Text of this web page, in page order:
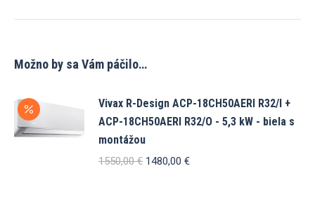
Možno by sa Vám páčilo…
Vivax R-Design ACP-18CH50AERI R32/I +
ACP-18CH50AERI R32/O - 5,3 kW - biela s
montážou
1550,00€ Pôvodná
1480,00 €Aktuálna